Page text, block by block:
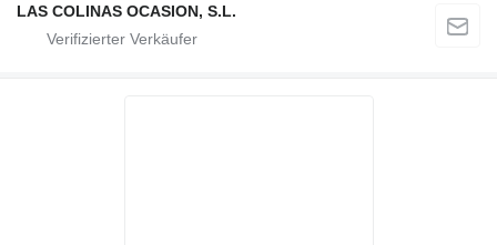
LAS COLINAS OCASION, S.L.